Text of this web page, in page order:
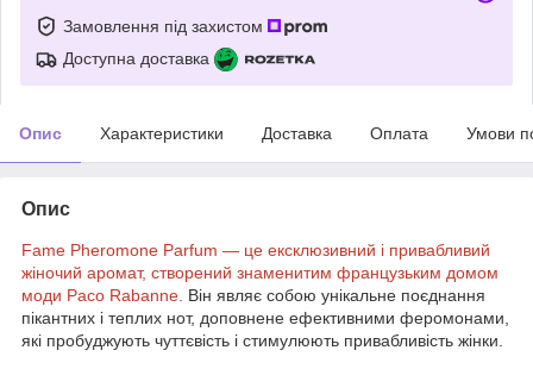
Замовлення під захистом
Доступна доставка
Опис Характеристики Доставка Оплата Умови
Опис
Fame Pheromone Parfum — це ексклюзивний і привабливий
жіночий аромат, створений знаменитим французьким домом
моди Paco Rabanne. Він являє собою унікальне поєднання
пікантних і теплих нот, доповнене ефективними феромонами,
які пробуджують чуттєвість і стимулюють привабливість жінки.